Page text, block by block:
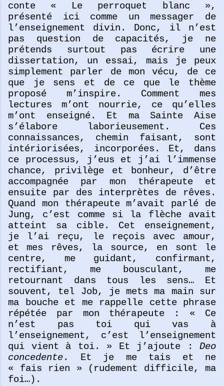
conte « Le perroquet blanc »,
présenté ici comme un messager de
l’enseignement divin. Donc, il n’est
pas question de capacités, je ne
prétends surtout pas écrire une
dissertation, un essai, mais je peux
simplement parler de mon vécu, de ce
que je sens et de ce que le thème
proposé m’inspire. Comment mes
lectures m’ont nourrie, ce qu’elles
m’ont enseigné. Et ma Sainte Aise
s’élabore laborieusement. Ces
connaissances, chemin faisant, sont
intériorisées, incorporées. Et, dans
ce processus, j’eus et j’ai l’immense
chance, privilège et bonheur, d’être
accompagnée par mon thérapeute et
ensuite par des interprètes de rêves.
Quand mon thérapeute m’avait parlé de
Jung, c’est comme si la flèche avait
atteint sa cible. Cet enseignement,
je l’ai reçu, le reçois avec amour,
et mes rêves, la source, en sont le
centre, me guidant, confirmant,
rectifiant, me bousculant, me
retournant dans tous les sens… Et
souvent, tel Job, je mets ma main sur
ma bouche et me rappelle cette phrase
répétée par mon thérapeute : « Ce
n’est pas toi qui vas à
l’enseignement, c’est l’enseignement
qui vient à toi. » Et j’ajoute : Deo
concedente. Et je me tais et ne
« fais rien » (rudement difficile, ma
foi…).